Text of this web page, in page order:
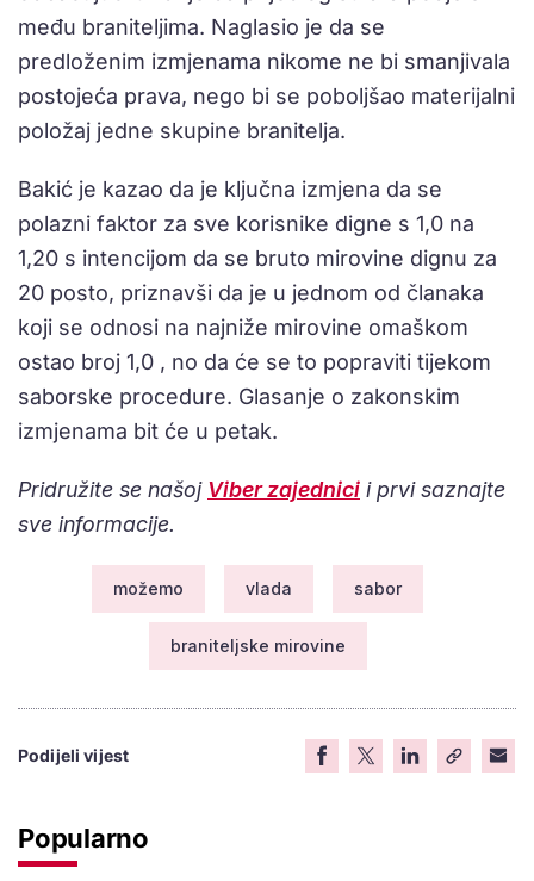
među braniteljima. Naglasio je da se
predloženim izmjenama nikome ne bi smanjivala
postojeća prava, nego bi se poboljšao materijalni
položaj jedne skupine branitelja.
Bakić je kazao da je ključna izmjena da se
polazni faktor za sve korisnike digne s 1,0 na
1,20 s intencijom da se bruto mirovine dignu za
20 posto, priznavši da je u jednom od članaka
koji se odnosi na najniže mirovine omaškom
ostao broj 1,0 , no da će se to popraviti tijekom
saborske procedure. Glasanje o zakonskim
izmjenama bit će u petak.
Pridružite se našoj Viber zajednici i prvi saznajte
sve informacije.
možemo vlada sabor
braniteljske mirovine
Podijeli vijest
Popularno